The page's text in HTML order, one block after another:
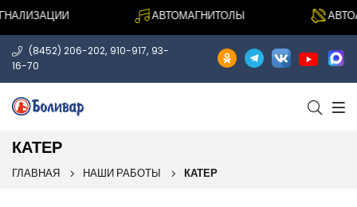
АВТОМАГНИТОЛЫ
(8452) 206-202, 910-917, 93-
16-70
КАТЕР
ГЛАВНАЯ НАШИ РАБОТЫ КАТЕР